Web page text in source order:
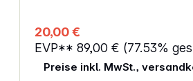
Bildqualität Audiorückkanal ermöglicht die
Signalübertragung ohne
Vergoldete Stecker reduzieren
Übergangswiderstände für eine
Geschirmte Leitungen und
20,00 €
EVP** 89,00 € (77.53%
Preise inkl. MwSt.,